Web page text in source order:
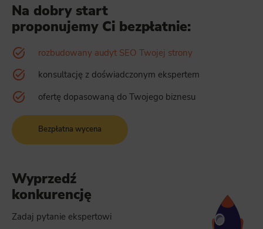
Na dobry start
proponujemy Ci bezpłatnie:
rozbudowany audyt SEO Twojej strony
konsultację z doświadczonym ekspertem
ofertę dopasowaną do Twojego biznesu
Bezpłatna wycena
Wyprzedź
konkurencję
Zadaj pytanie ekspertowi